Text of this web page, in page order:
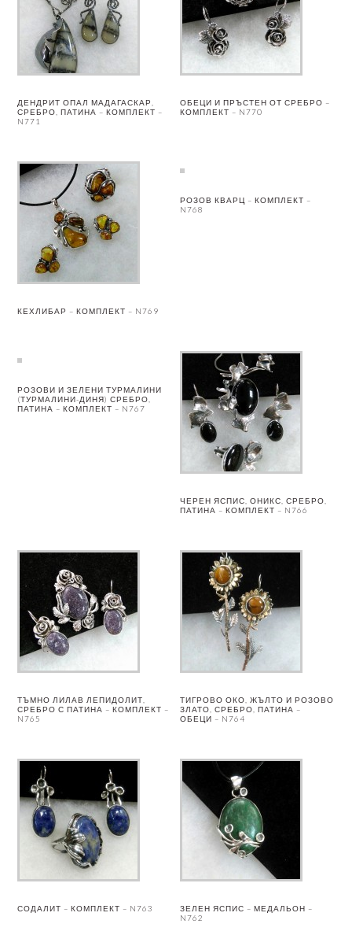
ДЕНДРИТ ОПАЛ МАДАГАСКАР,
СРЕБРО, ПАТИНА – КОМПЛЕКТ –
N771
ОБЕЦИ И ПРЪСТЕН ОТ СРЕБРО –
КОМПЛЕКТ – N770
КЕХЛИБАР – КОМПЛЕКТ – N769
РОЗОВ КВАРЦ – КОМПЛЕКТ –
N768
РОЗОВИ И ЗЕЛЕНИ ТУРМАЛИНИ
(ТУРМАЛИНИ-ДИНЯ) СРЕБРО,
ПАТИНА – КОМПЛЕКТ – N767
ЧЕРЕН ЯСПИС, ОНИКС, СРЕБРО,
ПАТИНА – КОМПЛЕКТ – N766
ТЪМНО ЛИЛАВ ЛЕПИДОЛИТ,
СРЕБРО С ПАТИНА – КОМПЛЕКТ –
N765
ТИГРОВО ОКО, ЖЪЛТО И РОЗОВО
ЗЛАТО, СРЕБРО, ПАТИНА –
ОБЕЦИ – N764
СОДАЛИТ – КОМПЛЕКТ – N763
ЗЕЛЕН ЯСПИС – МЕДАЛЬОН –
N762